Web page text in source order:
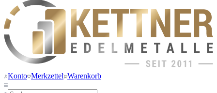
Konto Merkzettel Warenkorb